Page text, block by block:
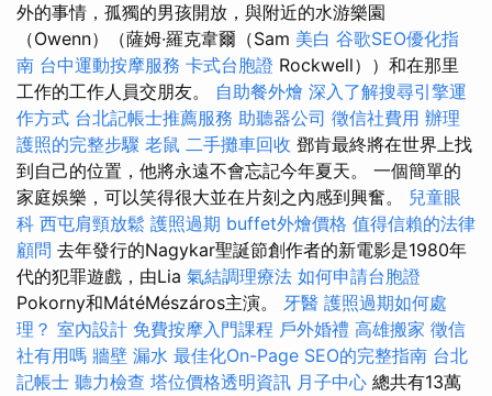
外的事情，孤獨的男孩開放，與附近的水游樂園
（Owenn）（薩姆·羅克韋爾（Sam 美白 谷歌SEO優化指
南 台中運動按摩服務 卡式台胞證 Rockwell））和在那里
工作的工作人員交朋友。 自助餐外燴 深入了解搜尋引擎運
作方式 台北記帳士推薦服務 助聽器公司 徵信社費用 辦理
護照的完整步驟 老鼠 二手攤車回收 鄧肯最終將在世界上找
到自己的位置，他將永遠不會忘記今年夏天。 一個簡單的
家庭娛樂，可以笑得很大並在片刻之內感到興奮。 兒童眼
科 西屯肩頸放鬆 護照過期 buffet外燴價格 值得信賴的法律
顧問 去年發行的Nagykar聖誕節創作者的新電影是1980年
代的犯罪遊戲，由Lia 氣結調理療法 如何申請台胞證
Pokorny和MátéMészáros主演。 牙醫 護照過期如何處
理？ 室內設計 免費按摩入門課程 戶外婚禮 高雄搬家 徵信
社有用嗎 牆壁 漏水 最佳化On-Page SEO的完整指南 台北
記帳士 聽力檢查 塔位價格透明資訊 月子中心 總共有13萬